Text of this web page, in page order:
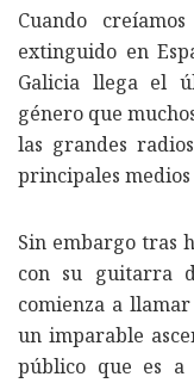
Cuando
extinguido en
Galicia llega el
género que
las grandes
principales
Sin embargo tras
con su guitarra
comienza a
un imparable
público que es